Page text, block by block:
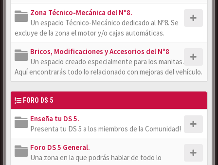
Zona Técnico-Mecánica del Nº8.
Un espacio Técnico-Mecánico dedicado al Nº8. Se
excluye de la zona el motor y/o cajas automáticas.
Bricos, Modificaciones y Accesorios del Nº8
Un espacio creado especialmente para los manitas.
Aquí encontrarás todo lo relacionado con mejoras del vehículo.
FORO DS 5
Enseña tu DS 5.
Presenta tu DS 5 a los miembros de la Comunidad!
Foro DS 5 General.
Una zona en la que podrás hablar de todo lo